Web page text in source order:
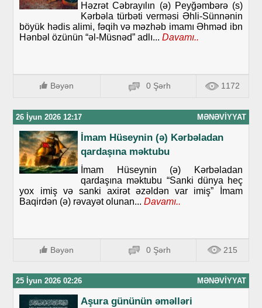
Həzrət Cəbrayılın (ə) Peyğəmbərə (s)
Kərbəla türbəti verməsi Əhli-Sünnənin
böyük hədis alimi, fəqih və məzhəb imamı Əhməd ibn
Hənbəl özünün “əl-Müsnəd” adlı... Davamı..
Bəyən 0 Şərh 1172
26 İyun 2026 12:17 MƏNƏVIYYAT
İmam Hüseynin (ə) Kərbəladan
qardaşına məktubu
İmam Hüseynin (ə) Kərbəladan
qardaşına məktubu “Sanki dünya heç
yox imiş və sanki axirət əzəldən var imiş” İmam
Baqirdən (ə) rəvayət olunan... Davamı..
Bəyən 0 Şərh 215
25 İyun 2026 02:26 MƏNƏVIYYAT
Aşura gününün əməlləri